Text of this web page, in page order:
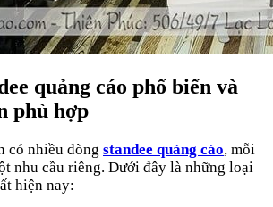
quảng cáo phổ biến và
phù hợp
có nhiều dòng standee quảng cáo, mỗi
nhu cầu riêng. Dưới đây là những loại
hiện nay: